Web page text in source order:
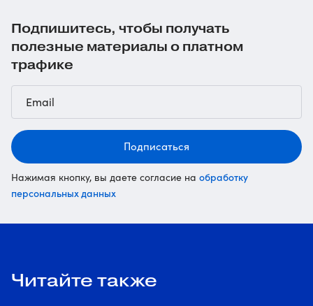
Подпишитесь, чтобы получать
полезные материалы о платном
трафике
Подписаться
Нажимая кнопку, вы даете согласие на обработку
персональных данных
Читайте также